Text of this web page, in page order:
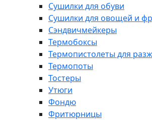
Сушилки для обуви
Сушилки для овощей и
Сэндвичмейкеры
Термобоксы
Термопистолеты для
Термопоты
Тостеры
Утюги
Фондю
Фритюрницы